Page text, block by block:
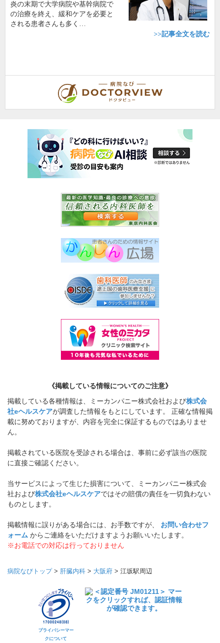
炎の末期で大学病院や基幹病院で
の治療を終え、緩和ケアを必要と
される患者さんも多く…
>>記事全文を読む
《掲載している情報についてのご注意》
掲載している各種情報は、ミーカンパニー株式会社および株式会
社eヘルスケアが調査した情報をもとにしています。 正確な情報掲
載に努めておりますが、内容を完全に保証するものではありませ
ん。
掲載されている医院を受診される場合は、事前に必ず該当の医院
に直接ご確認ください。
当サービスによって生じた損害について、ミーカンパニー株式会
社および株式会社eヘルスケアではその賠償の責任を一切負わない
ものとします。
掲載情報に誤りがある場合には、お手数ですが、 お問い合わせフ
ォーム からご連絡をいただけますようお願いいたします。
※お電話での対応は行っておりません
病院なびトップ> 肝臓内科 > 大阪府 > 江坂駅周辺
プライバシーマー
クについて